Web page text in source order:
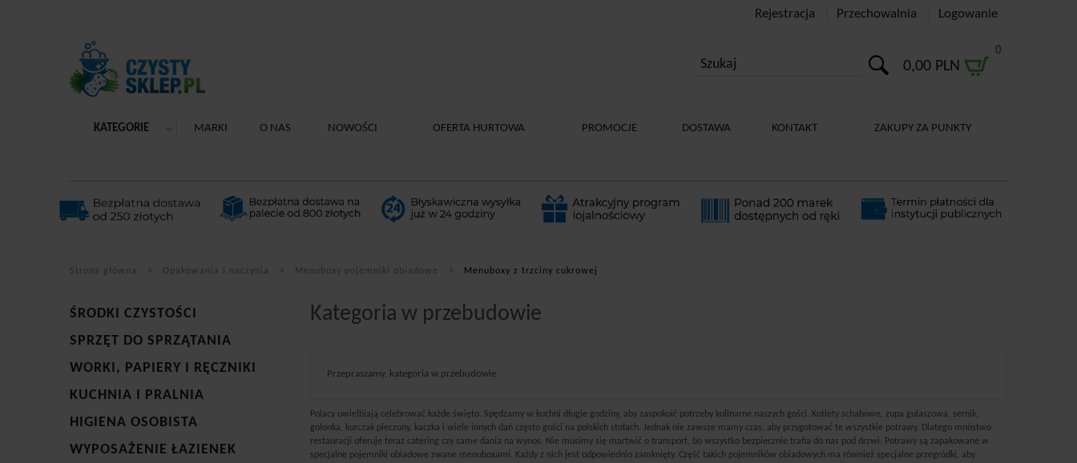
Rejestracja Przechowalnia Logowanie
0,00 PLN
0
KATEGORIE MARKI O NAS NOWOŚCI OFERTA HURTOWA PROMOCJE DOSTAWA KONTAKT ZAKUPY ZA PUNKTY
Strona główna Opakowania i naczynia Menuboxy pojemniki obiadowe Menuboxy z trzciny cukrowej
ŚRODKI CZYSTOŚCI
SPRZĘT DO SPRZĄTANIA
WORKI, PAPIERY I RĘCZNIKI
KUCHNIA I PRALNIA
HIGIENA OSOBISTA
WYPOSAŻENIE ŁAZIENEK
Kategoria w przebudowie
Przepraszamy, kategoria w przebudowie.
Polacy uwielbiają celebrować każde święto. Spędzamy w kuchni długie godziny, aby zaspokoić potrzeby kulinarne naszych gości. Kotlety schabowe, zupa gulaszowa, sernik,
golonka, kurczak pieczony, kaczka i wiele innych dań często gości na polskich stołach. Jednak nie zawsze mamy czas, aby przygotować te wszystkie potrawy. Dlatego mnóstwo
restauracji oferuje teraz catering czy same dania na wynos. Nie musimy się martwić o transport, bo wszystko bezpiecznie trafia do nas pod drzwi. Potrawy są zapakowane w
specjalne pojemniki obiadowe zwane menuboxami. Każdy z nich jest odpowiednio zamknięty. Część takich pojemników obiadowych ma również specjalne przegródki, aby